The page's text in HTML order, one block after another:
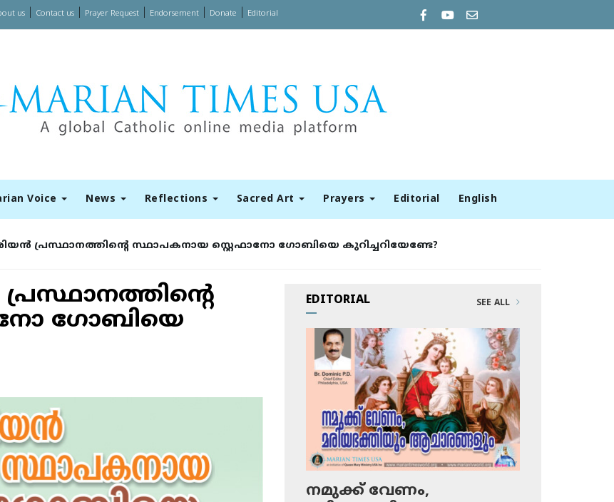
us| Contact us| Prayer Request| Endorsement| Donate Editorial
Voice News Reflections Sacred Art Prayers Editorial English
പ്രസ്ഥാനത്തിന്റെ സ്ഥാപകനായ സ്റ്റെഫാനോ ഗോബിയെ കുറിച്ചറിയേണ്ടേ?
ഗോബിയെ
EDITORIAL SEE ALL
നമുക്ക് വേണം,